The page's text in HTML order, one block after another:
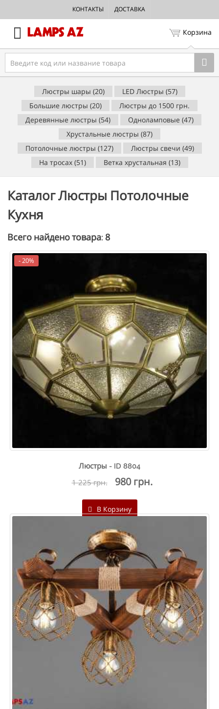
КОНТАКТЫ ДОСТАВКА
Корзина
Люстры шары (20)
LED Люстры (57)
Большие люстры (20)
Люстры до 1500 грн.
Деревянные люстры (54)
Одноламповые (47)
Хрустальные люстры (87)
Потолочные люстры (127)
Люстры свечи (49)
На тросах (51)
Ветка хрустальная (13)
Каталог Люстры Потолочные
Кухня
Всего найдено товара: 8
- 20%
Люстры - ID 8804
1 225 грн. 980 грн.
В Корзину